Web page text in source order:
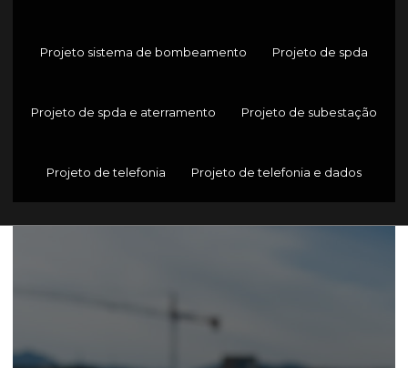
Projeto sistema de bombeamento Projeto de spda
Projeto de spda e aterramento Projeto de subestação
Projeto de telefonia Projeto de telefonia e dados